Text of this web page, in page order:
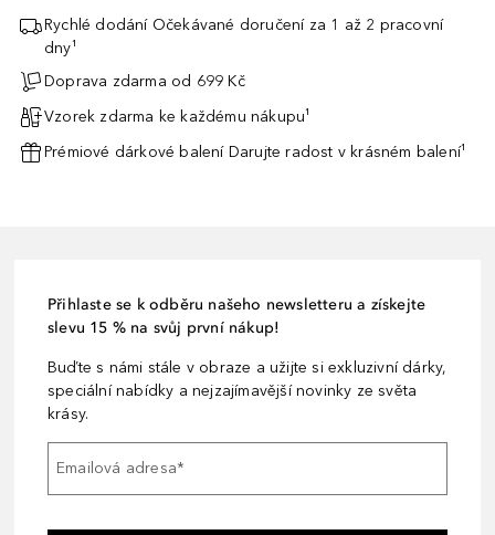
Rychlé dodání Očekávané doručení za 1 až 2 pracovní
dny¹
Doprava zdarma od 699 Kč
Vzorek zdarma ke každému nákupu¹
Prémiové dárkové balení Darujte radost v krásném balení¹
Přihlaste se k odběru našeho newsletteru a získejte
slevu 15 % na svůj první nákup!
Buďte s námi stále v obraze a užijte si exkluzivní dárky,
speciální nabídky a nejzajímavější novinky ze světa
krásy.
Emailová adresa*